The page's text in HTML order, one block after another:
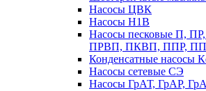
Насосы ЦВК
Насосы Н1В
Насосы песковые П,
ПРВП, ПКВП, ППР,
Конденсатные насосы
Насосы сетевые СЭ
Насосы ГрАТ, ГрАР,